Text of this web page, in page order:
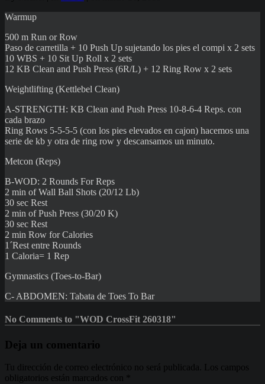
Warmup
500 m Run or Row
Paso de carretilla + 10 Push Up sujetando los pies el compi x 2 sets
10 WBS + 10 Sit Up Roll x 2 sets
12 KB Clean and Push Press (6R/L) + 12 Ring Row x 2 sets
Weightlifting (Kettlebel Clean)
A-STRENGTH: KB Clean and Push Press 10-8-6-4 Reps. con
cada brazo
Ring Rows 5-5-5-5 (con los pies elevados en cajon) hacemos una
serie de kb y otra de ring row y descansamos un minuto.
Metcon (Reps)
B-WOD: 2 Rounds For Reps
2 min of Wall Ball Shots (20/12 Lb)
30 sec Rest
2 min of Push Press (30/20 K)
30 sec Rest
2 min Row for Calories
1´Rest entre Rounds
1 Caloria= 1 Rep
Gymnastics (Toes-to-Bar)
C- ABDOMEN: Tabata de Toes To Bar
No Comments to "WOD CrossFit 260318"
Deja un comentario
Tu dirección de correo electrónico no será publicada.
Los campos
obligatorios están marcados con